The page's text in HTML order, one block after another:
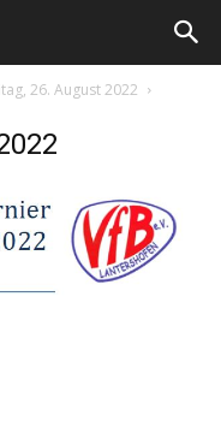
26. August 2022